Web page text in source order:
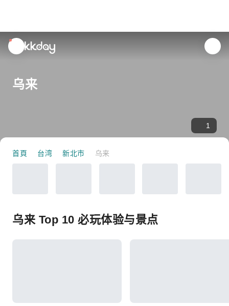
unread
notifications
乌来
1
首頁 台湾 新北市 乌来
乌来 Top 10 必玩体验与景点